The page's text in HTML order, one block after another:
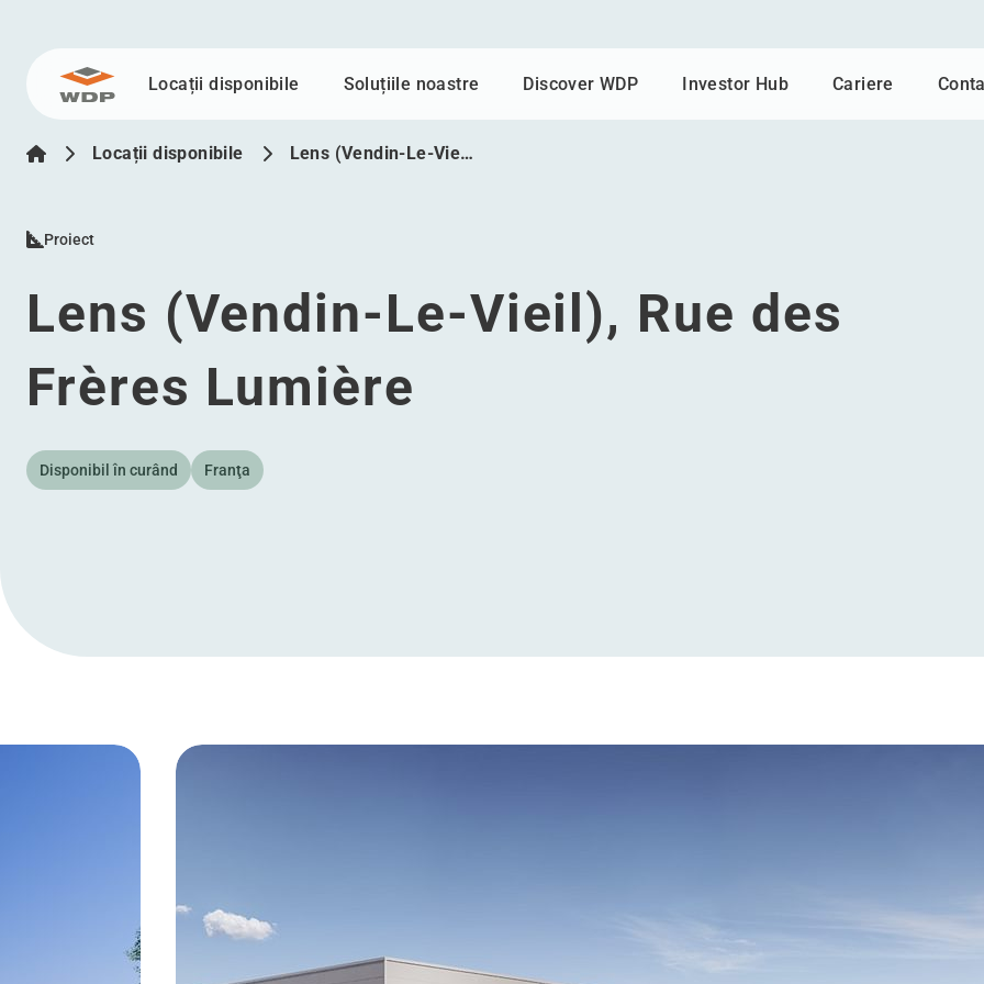
Sari la conținutLocații disponibile Soluțiile noastre Discover WDP Investor Hub Cariere
Locații disponibile Lens (Vendin-Le-Vie…
Proiect
Lens (Vendin-Le-Vieil), Rue des
Frères Lumière
Disponibil în curând Franţa